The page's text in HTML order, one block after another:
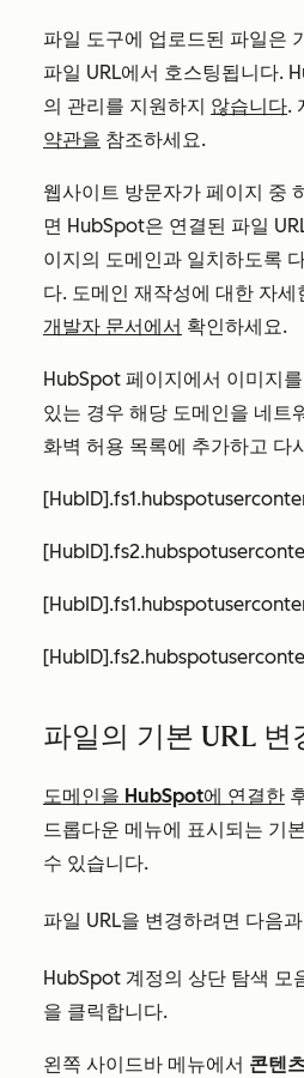
파일 도구에 업로드된 파일은
파일 URL에서 호스팅됩니다.
의 관리를 지원하지 않습니다.
약관을 참조하세요.
웹사이트 방문자가 페이지 중
면 HubSpot은 연결된 파일
이지의 도메인과 일치하도록
다. 도메인 재작성에 대한 자세
개발자 문서에서 확인하세요.
HubSpot 페이지에서 이미지
있는 경우 해당 도메인을 네트
화벽 허용 목록에 추가하고 다
파일의 기본 URL 변
도메인을 HubSpot에 연결한
드롭다운 메뉴에 표시되는 기
수 있습니다.
파일 URL을 변경하려면 다음
HubSpot 계정의 상단 탐색 모
을 클릭합니다.
왼쪽 사이드바 메뉴에서 콘텐